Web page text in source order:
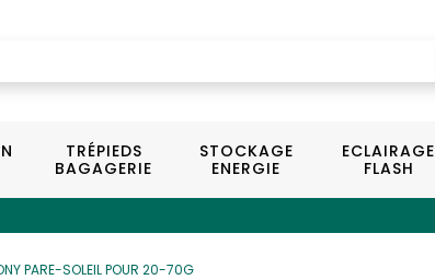
TRÉPIEDS
BAGAGERIE
STOCKAGE
ENERGIE
ECLAIRAGE
FLASH
PARE-SOLEIL POUR 20-70G